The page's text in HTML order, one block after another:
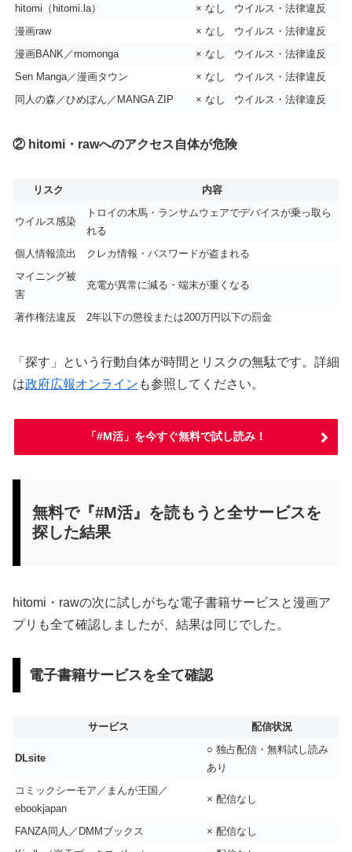
hitomi（hitomi.la）
× なし
ウイルス・法律違反
漫画raw
× なし
ウイルス・法律違反
漫画BANK／momonga
× なし
ウイルス・法律違反
Sen Manga／漫画タウン
× なし
ウイルス・法律違反
同人の森／ひめぼん／MANGA ZIP
× なし ウイルス・法律違反
② hitomi・rawへのアクセス自体が危険
リスク 内容
ウイルス感染
トロイの木馬・ランサムウェアでデバイスが乗っ取ら
れる
個人情報流出
クレカ情報・パスワードが盗まれる
マイニング被
害
充電が異常に減る・端末が重くなる
著作権法違反 2年以下の懲役または200万円以下の罰金
「探す」という行動自体が時間とリスクの無駄です。詳細
は政府広報オンライン も参照してください。
「#M活」を今すぐ無料で試し読み！
無料で『#M活』を読もうと全サービスを
探した結果
hitomi・rawの次に試しがちな電子書籍サービスと漫画ア
プリも全て確認しましたが、結果は同じでした。
電子書籍サービスを全て確認
サービス 配信状況
DLsite
○ 独占配信・無料試し読み
あり
コミックシーモア／まんが王国／
ebookjapan
× 配信なし
FANZA同人／DMMブックス
× 配信なし